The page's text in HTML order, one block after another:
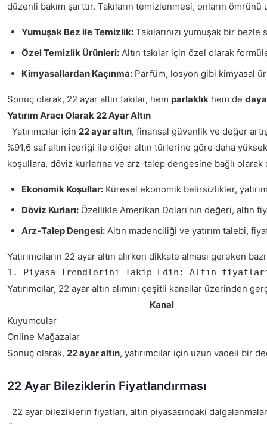
düzenli bakım şarttır. Takıların temizlenmesi, onların ömrünü
Yumuşak Bez ile Temizlik: Takılarınızı yumuşak bir
Özel Temizlik Ürünleri: Altın takılar için özel olarak
Kimyasallardan Kaçınma: Parfüm, losyon gibi kimyasal
Sonuç olarak, 22 ayar altın takılar, hem parlaklık hem de
Yatırım Aracı Olarak 22 Ayar Altın
Yatırımcılar için 22 ayar altın, finansal güvenlik ve değer
%91,6 saf altın içeriği ile diğer altın türlerine göre daha
koşullara, döviz kurlarına ve arz-talep dengesine bağlı
Ekonomik Koşullar: Küresel ekonomik belirsizlikler,
Döviz Kurları: Özellikle Amerikan Doları'nın değeri, altın
Arz-Talep Dengesi: Altın madenciliği ve yatırım talebi,
Yatırımcıların 22 ayar altın alırken dikkate alması gereken
1. Piyasa Trendlerini Takip Edin: Altın
Yatırımcılar, 22 ayar altın alımını çeşitli kanallar
Kanal
Kuyumcular
Online Mağazalar
Sonuç olarak, 22 ayar altın, yatırımcılar için uzun vadeli bir
22 Ayar Bileziklerin Fiyatlandırması
22 ayar bileziklerin fiyatları, altın piyasasındaki